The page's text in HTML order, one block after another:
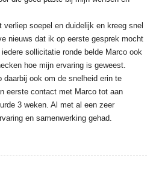
verliep soepel en duidelijk en kreeg snel
nieuws dat ik op eerste gesprek mocht
iedere sollicitatie ronde belde Marco ook
hoe mijn ervaring is geweest.
daarbij ook om de snelheid erin te
eerste contact met Marco tot aan
3 weken. Al met al een zeer
en samenwerking gehad.